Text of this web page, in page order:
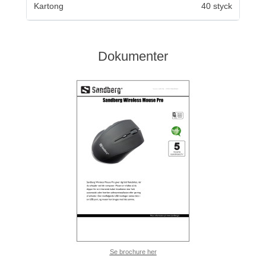
Kartong 40 styck
Dokumenter
Se brochure her